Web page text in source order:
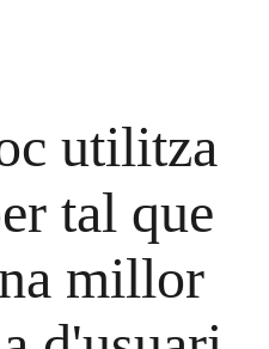
utilitza
tal que
millor